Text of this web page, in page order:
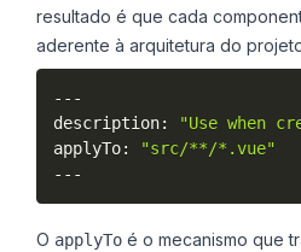
resultado é que cada
aderente à arquitetura do
-- -
description:
"Use when
applyTo:
"src/**/*.vue"
-- -
O applyTo é o mecanismo que